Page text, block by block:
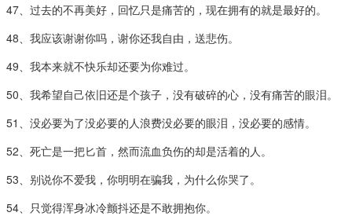
47、过去的不再美好，回忆只是痛苦的，现在拥有的就是最好的。
48、我应该谢谢你吗，谢你还我自由，送悲伤。
49、我本来就不快乐却还要为你难过。
50、我希望自己依旧还是个孩子，没有破碎的心，没有痛苦的眼泪。
51、没必要为了没必要的人浪费没必要的眼泪，没必要的感情。
52、死亡是一把匕首，然而流血负伤的却是活着的人。
53、别说你不爱我，你明明在骗我，为什么你哭了。
54、只觉得浑身冰冷颤抖还是不敢拥抱你。